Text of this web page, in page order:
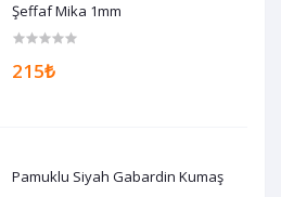
Şeffaf Mika 1mm
215₺
Pamuklu Siyah Gabardin Kumaş